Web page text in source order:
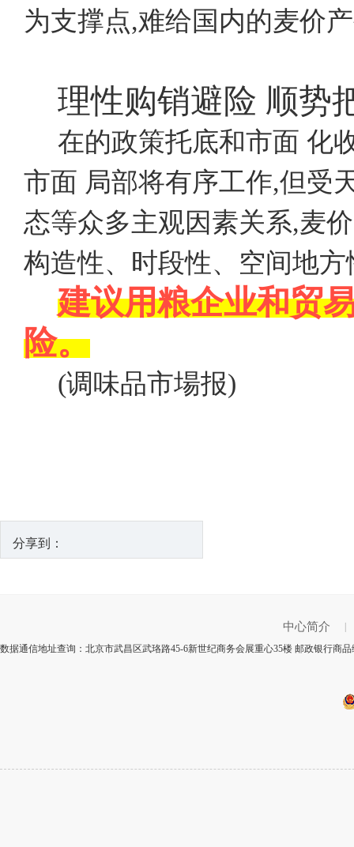
为支撑点,难给国内的麦价
理性购销避险 顺势
在的政策托底和市面 化
市面 局部将有序工作,但受
态等众多主观因素关系,麦
构造性、时段性、空间地
建议用粮企业和贸
险。
(调味品市場报)
分享到：
中心简介
数据通信地址查询：北京市武昌区武珞路45-6新世纪商务会展重心35楼 邮政银行商